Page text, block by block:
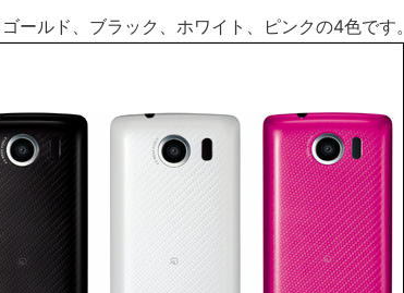
ールド、ブラック、ホワイト、ピンクの4色です。